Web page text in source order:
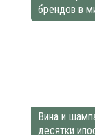
брендов в
Вина и
десятки